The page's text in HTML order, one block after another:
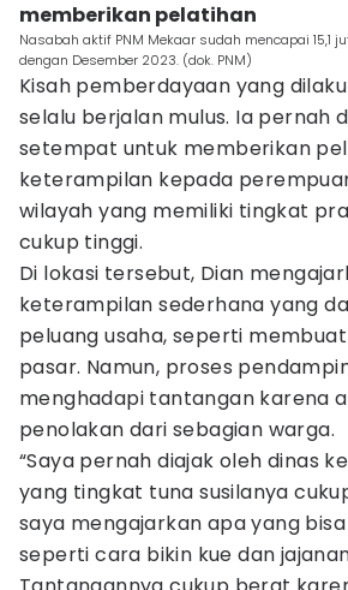
memberikan pelatihan
Nasabah aktif PNM Mekaar sudah mencapai 15,1
dengan Desember 2023. (dok. PNM)
Kisah pemberdayaan yang
selalu berjalan mulus. Ia pernah
setempat untuk memberikan
keterampilan kepada
wilayah yang memiliki tingkat
cukup tinggi.
Di lokasi tersebut, Dian
keterampilan sederhana yang
peluang usaha, seperti
pasar. Namun, proses
menghadapi tantangan karena
penolakan dari sebagian warga.
“Saya pernah diajak oleh dinas
yang tingkat tuna susilanya
saya mengajarkan apa yang
seperti cara bikin kue dan